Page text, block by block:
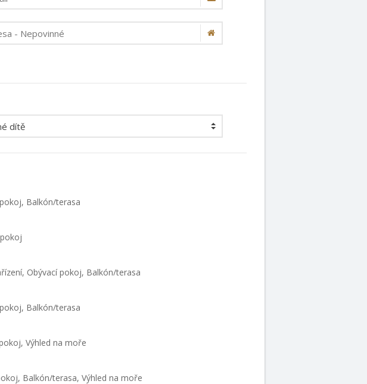
Balkón/terasa
Obývací pokoj, Balkón/terasa
Balkón/terasa
Výhled na moře
Balkón/terasa, Výhled na moře